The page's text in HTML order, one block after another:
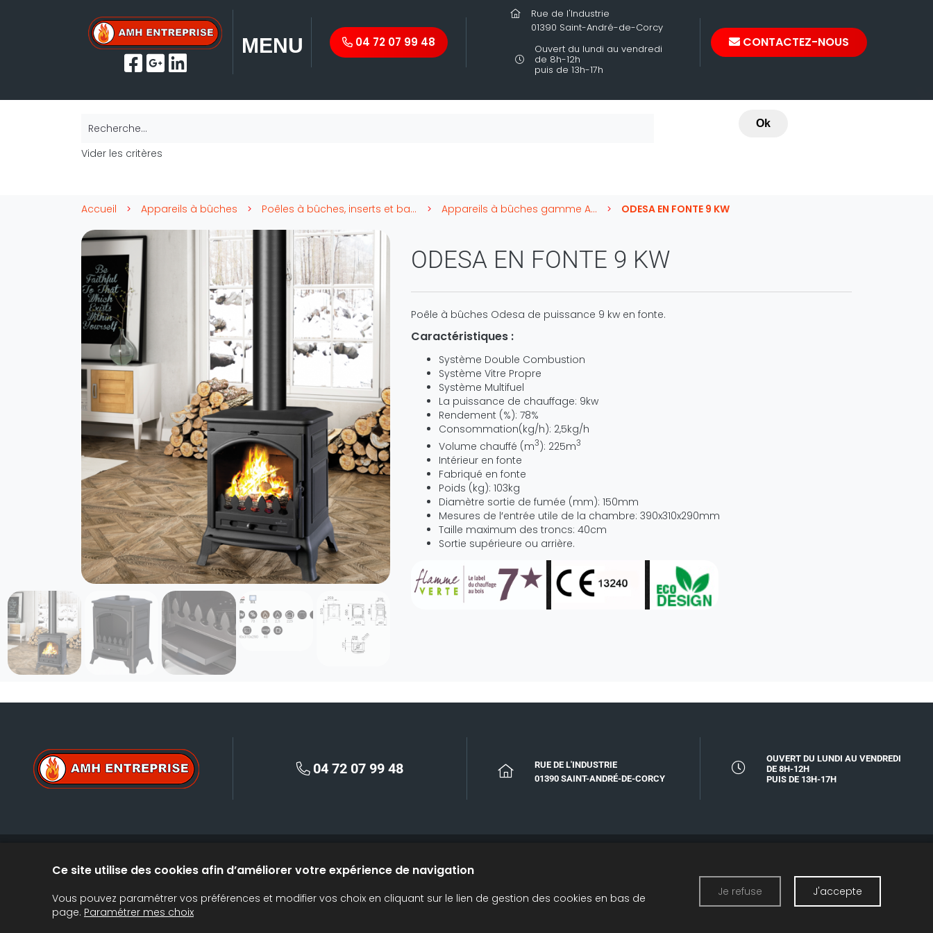
MENU 04 72 07 99 48
Rue de l'Industrie
01390 Saint-André-de-Corcy
Ouvert du lundi au vendredi
de 8h-12h
puis de 13h-17h
CONTACTEZ-NOUS
Recherche... Ok
Vider les critères
Accueil Appareils à bûches Poêles à bûches, inserts et barbecues. Appareils à bûches gamme AMH ODESA EN FONTE 9 KW
ODESA EN FONTE 9 KW
Poêle à bûches Odesa de puissance 9 kw en fonte.
Caractéristiques :
Système Double Combustion
Système Vitre Propre
Système Multifuel
La puissance de chauffage: 9kw
Rendement (%): 78%
Consommation(kg/h): 2,5kg/h
Volume chauffé (m3): 225m3
Intérieur en fonte
Fabriqué en fonte
Poids (kg): 103kg
Diamètre sortie de fumée (mm): 150mm
Mesures de l′entrée utile de la chambre: 390x310x290mm
Taille maximum des troncs: 40cm
Sortie supérieure ou arrière.
04 72 07 99 48
RUE DE L'INDUSTRIE
01390 SAINT-ANDRÉ-DE-CORCY
OUVERT DU LUNDI AU VENDREDI
DE 8H-12H
PUIS DE 13H-17H
SILOS, TRANSPORT ET ACCESSOIRES CATALOGUES MENTIONS LÉGALES
Ce site utilise des cookies afin d’améliorer votre expérience de navigation
Vous pouvez paramétrer vos préférences et modifier vos choix en cliquant sur le lien de gestion des cookies en bas de
page. Paramétrer mes choix
Je refuse J'accepte